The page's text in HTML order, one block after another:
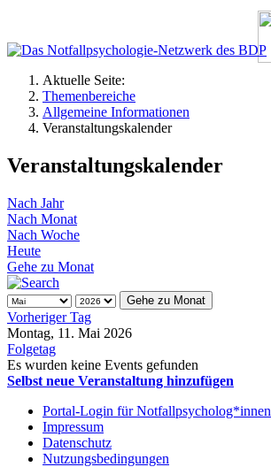
Aktuelle Seite:
Themenbereiche
Allgemeine Informationen
Veranstaltungskalender
Veranstaltungskalender
Nach Jahr
Nach Monat
Nach Woche
Heute
Gehe zu Monat
Gehe zu Monat
Vorheriger Tag
Montag, 11. Mai 2026
Folgetag
Es wurden keine Events gefunden
Selbst neue Veranstaltung hinzufügen
Portal-Login für Notfallpsycholog*innen
Impressum
Datenschutz
Nutzungsbedingungen